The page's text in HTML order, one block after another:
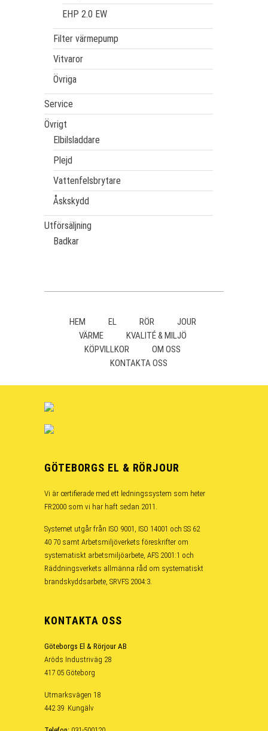
EHP 2.0 EW
Filter värmepump
Vitvaror
Övriga
Service
Övrigt
Elbilsladdare
Plejd
Vattenfelsbrytare
Åskskydd
Utförsäljning
Badkar
HEM EL RÖR
JOUR
VÄRME
KVALITÉ & MILJÖ
KÖPVILLKOR
OM OSS
KONTAKTA OSS
GÖTEBORGS EL & RÖRJOUR
Vi är certifierade med ett ledningssystem som heter
FR2000 som vi har haft sedan 2011.
Systemet utgår från ISO 9001, ISO 14001 och SS 62
40 70 samt Arbetsmiljöverkets föreskrifter om
systematiskt arbetsmiljöarbete, AFS 2001:1 och
Räddningsverkets allmänna råd om systematiskt
brandskyddsarbete, SRVFS 2004:3.
KONTAKTA OSS
Göteborgs El & Rörjour AB
Aröds Industriväg 28
417 05 Göteborg
Utmarksvägen 18
442 39 Kungälv